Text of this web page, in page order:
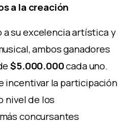
a la creación
su excelencia artística y
ambos ganadores
$5.000.000cada uno.
incentivar la participación
nivel de los
concursantes